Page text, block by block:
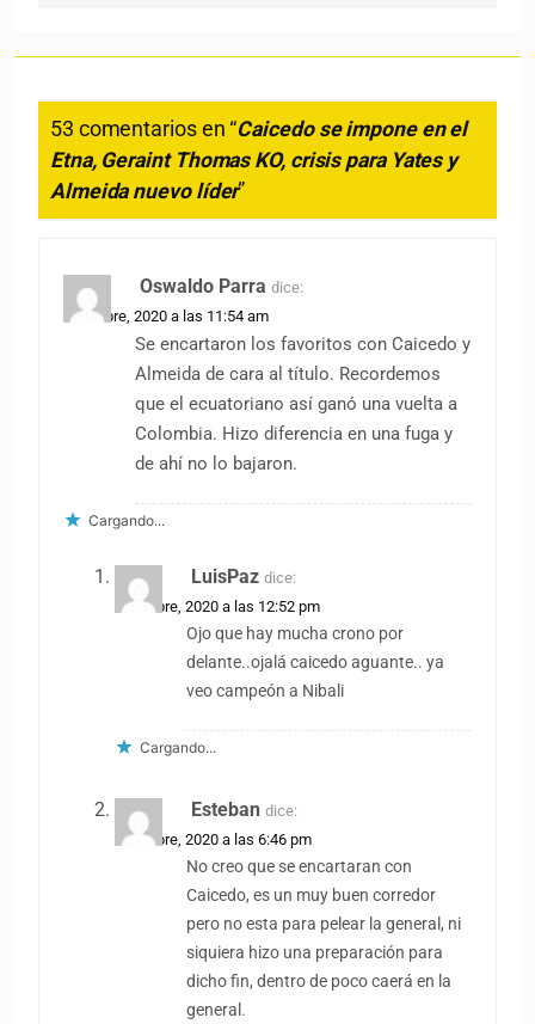
53 comentarios en “Caicedo se impone en el
Etna, Geraint Thomas KO, crisis para Yates y
Almeida nuevo líder”
Oswaldo Parra dice:
5 octubre, 2020 a las 11:54 am
Se encartaron los favoritos con Caicedo y
Almeida de cara al título. Recordemos
que el ecuatoriano así ganó una vuelta a
Colombia. Hizo diferencia en una fuga y
de ahí no lo bajaron.
Cargando...
LuisPaz dice:
5 octubre, 2020 a las 12:52 pm
Ojo que hay mucha crono por
delante..ojalá caicedo aguante.. ya
veo campeón a Nibali
Cargando...
Esteban dice:
5 octubre, 2020 a las 6:46 pm
No creo que se encartaran con
Caicedo, es un muy buen corredor
pero no esta para pelear la general, ni
siquiera hizo una preparación para
dicho fin, dentro de poco caerá en la
general.